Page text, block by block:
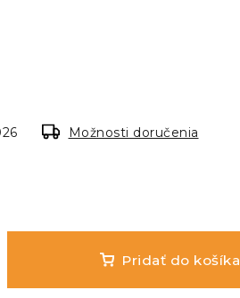
Možnosti doručenia
Pridať do košíka